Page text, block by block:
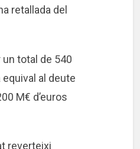
retallada del
un total de 540
al deute
M€ d’euros
reverteixi